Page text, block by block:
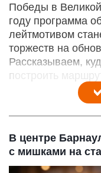
Победы в
году программа
лейтмотивом
торжеств на
Рассказываем,
построить
В центре
с мишками на